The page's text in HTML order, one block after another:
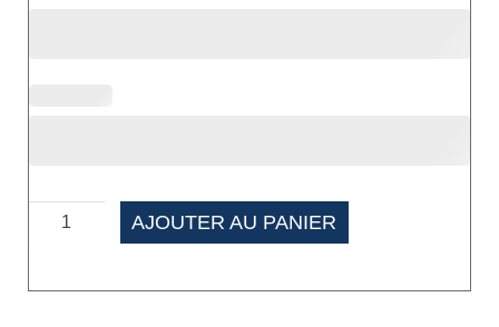
AJOUTER AU PANIER